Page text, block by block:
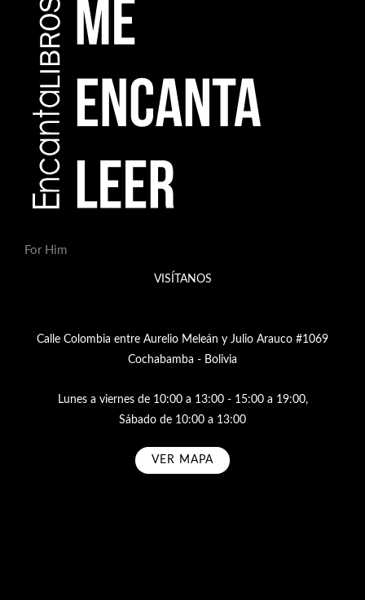
For Him
VISÍTANOS
Calle Colombia entre Aurelio Meleán y Julio Arauco #1069
Cochabamba - Bolivia
Lunes a viernes de 10:00 a 13:00 - 15:00 a 19:00,
Sábado de 10:00 a 13:00
VER MAPA